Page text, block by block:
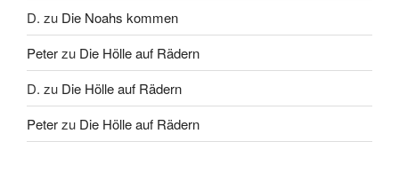
D. zu Die Noahs kommen
Peterzu Die Hölle auf Rädern
D. zu Die Hölle auf Rädern
Peterzu Die Hölle auf Rädern